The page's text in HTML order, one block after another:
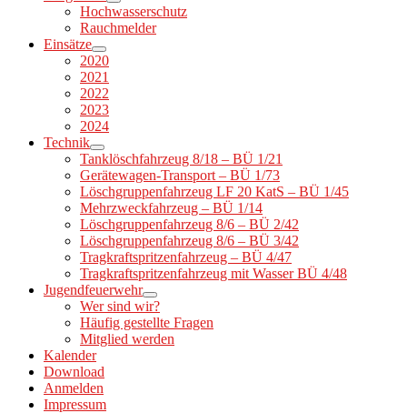
Hochwasserschutz
Rauchmelder
Einsätze
2020
2021
2022
2023
2024
Technik
Tanklöschfahrzeug 8/18 – BÜ 1/21
Gerätewagen-Transport – BÜ 1/73
Löschgruppenfahrzeug LF 20 KatS – BÜ 1/45
Mehrzweckfahrzeug – BÜ 1/14
Löschgruppenfahrzeug 8/6 – BÜ 2/42
Löschgruppenfahrzeug 8/6 – BÜ 3/42
Tragkraftspritzenfahrzeug – BÜ 4/47
Tragkraftspritzenfahrzeug mit Wasser BÜ 4/48
Jugendfeuerwehr
Wer sind wir?
Häufig gestellte Fragen
Mitglied werden
Kalender
Download
Anmelden
Impressum